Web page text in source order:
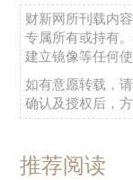
财新网所刊载内
专属所有或持有
建立镜像等任何使
如有意愿转载，
确认及授权后，方
推荐阅读